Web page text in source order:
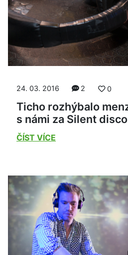
24. 03. 2016 2 0
Ticho rozhýbalo
s námi za Silent disco
ČÍST VÍCE